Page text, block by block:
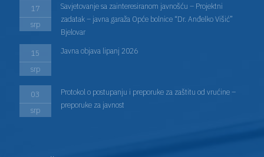
17
srp
Savjetovanje sa zainteresiranom javnošću – Projektni
zadatak – javna garaža Opće bolnice “Dr. Anđelko Višić”
Bjelovar
15
srp
Javna objava lipanj 2026
03
srp
Protokol o postupanju i preporuke za zaštitu od vrućine –
preporuke za javnost